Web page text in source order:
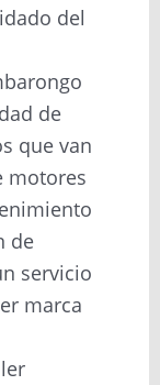
del
de
que van
motores
de
servicio
marca